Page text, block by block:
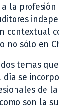
la profesión
contextual
no sólo en
temas
día se
de
son la